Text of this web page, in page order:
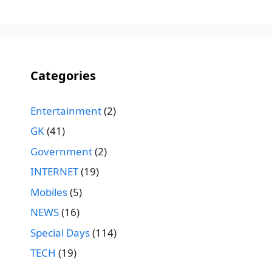
Categories
Entertainment(2)
GK(41)
Government(2)
INTERNET(19)
Mobiles(5)
NEWS(16)
Special Days(114)
TECH (19)